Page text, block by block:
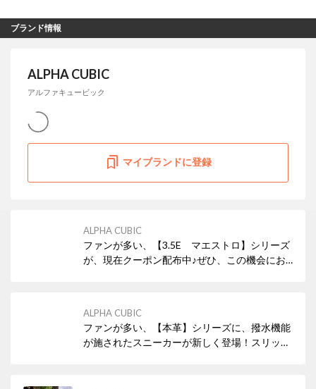
ブランド情報
ALPHA CUBIC
アルファキュービック
マイブランドに登録
ALPHA CUBIC
ファンが多い、【3.5E マエストロ】シリーズ
が、現在クーポン配布中♪ぜひ、この機会にお
ALPHA CUBIC
ファンが多い、【本革】シリーズに、撥水機能
が施されたスニーカーが新しく登場！スリッポ